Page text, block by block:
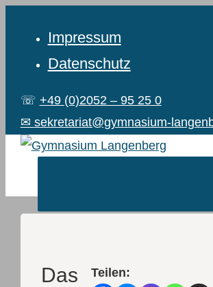
Impressum
Datenschutz
☏ +49 (0)2052 – 95 25 0
✉ sekretariat@gymnasium-
Teilen:
Das